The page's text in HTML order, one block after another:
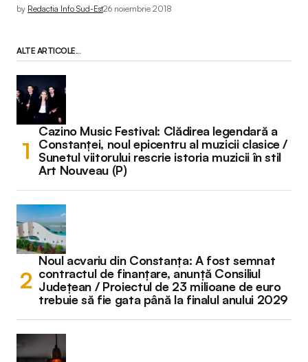
by Redactia Info Sud-Est26 noiembrie 2018
ALTE ARTICOLE...
Cazino Music Festival: Clădirea legendară a
Constanței, noul epicentru al muzicii clasice /
Sunetul viitorului rescrie istoria muzicii în stil
Art Nouveau (P)
Noul acvariu din Constanța: A fost semnat
contractul de finanțare, anunță Consiliul
Județean / Proiectul de 23 milioane de euro
trebuie să fie gata până la finalul anului 2029